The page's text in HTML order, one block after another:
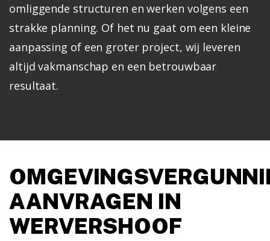
omliggende structuren en werken volgens een
strakke planning. Of het nu gaat om een kleine
aanpassing of een groter project, wij leveren
altijd vakmanschap en een betrouwbaar
resultaat.
AANVRAGEN IN
WERVERSHOOF